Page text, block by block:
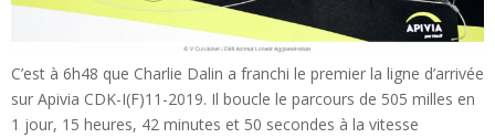
C’est à 6h48 que Charlie Dalin a franchi le premier la ligne d’arrivée
sur Apivia CDK-I(F)11-2019. Il boucle le parcours de 505 milles en
1 jour, 15 heures, 42 minutes et 50 secondes à la vitesse